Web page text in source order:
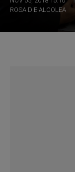
ROSA DIE ALCOLEA